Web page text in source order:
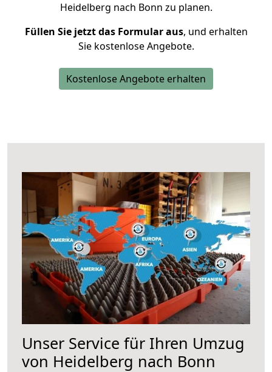
Heidelberg nach Bonn zu planen.
Füllen Sie jetzt das Formular aus, und erhalten
Sie kostenlose Angebote.
Kostenlose Angebote erhalten
Unser Service für Ihren Umzug
von Heidelberg nach Bonn